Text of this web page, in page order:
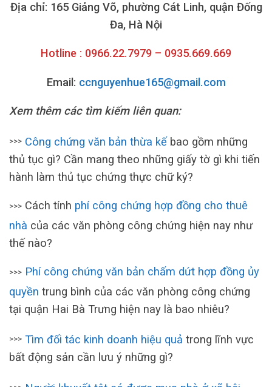
Địa chỉ: 165 Giảng Võ, phường Cát Linh, quận Đống
Đa, Hà Nội
Hotline : 0966.22.7979 – 0935.669.669
Email: ccnguyenhue165@gmail.com
Xem thêm các tìm kiếm liên quan:
>>> Công chứng văn bản thừa kếbao gồm những
thủ tục gì? Cần mang theo những giấy tờ gì khi tiến
hành làm thủ tục chứng thực chữ ký?
>>> Cách tính phí công chứng hợp đồng cho thuê
nhà của các văn phòng công chứng hiện nay như
thế nào?
>>> Phí công chứng văn bản chấm dứt hợp đồng ủy
quyền trung bình của các văn phòng công chứng
tại quận Hai Bà Trưng hiện nay là bao nhiêu?
>>> Tìm đối tác kinh doanh hiệu quả trong lĩnh vực
bất động sản cần lưu ý những gì?